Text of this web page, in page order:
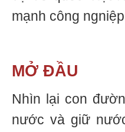
mạnh công
MỞ ĐẦU
Nhìn lại con
nước và giữ